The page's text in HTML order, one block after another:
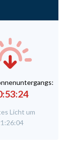
Licht um